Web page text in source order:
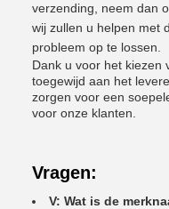
verzending, neem dan
wij zullen u helpen met
probleem op te lossen.
Dank u voor het kiezen
toegewijd aan het
zorgen voor een
voor onze klanten.
Vragen:
V: Wat is de